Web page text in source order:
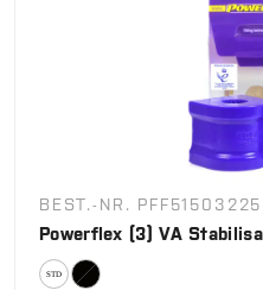
BEST.-NR. PFF51503225
Powerflex (3) VA